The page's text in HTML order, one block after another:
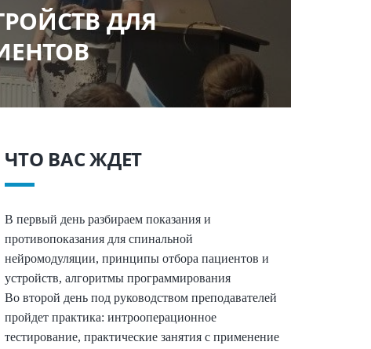
ДЛЯ
ЧТО ВАС ЖДЕТ
В первый день разбираем показания и
противопоказания для спинальной
нейромодуляции, принципы отбора пациентов и
устройств, алгоритмы программирования
Во второй день под руководством преподавателей
пройдет практика: интрооперационное
тестирование, практические занятия с применение